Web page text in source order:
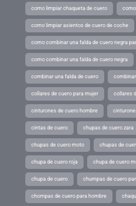
como limpiar chaqueta de cuero
como limpiar asientos de cuero de coche
como combinar una falda de cuero negra
como combinar una falda de cuero negra
combinar una falda de cuero
collares de cuero para mujer collares
cinturones de cuero hombre
cintas de cuero chupas de cuero zara
chupas de cuero moto chupas de
chupa de cuero roja chupa de cuero
chupa de cuero chumpas de cuero
chompas de cuero para hombre